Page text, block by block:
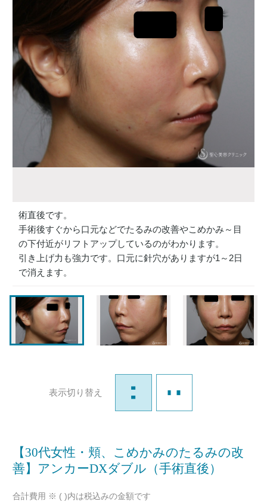
術直後です。
手術後すぐから口元などでたるみの改善やこめかみ～目
の下付近がリフトアップしているのがわかります。
引き上げ力も強力です。口元に針穴がありますが1～2日
で消えます。
表示切り替え
【30代女性・頬、こめかみのたるみの改
善】アンカーDXダブル（手術直後）
合計費用 ※ ( )内は税込みの金額です